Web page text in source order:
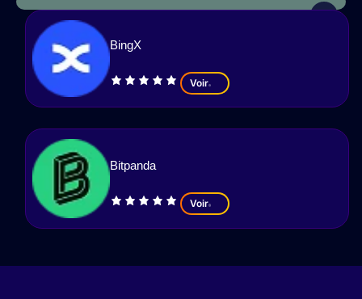
BingX
Voir
Bitpanda
Voir